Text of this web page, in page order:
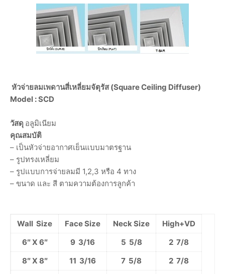
หัวจ่ายลมเพดานสี่เหลี่ยมจัตุรัส (Square Ceiling Diffuser)
Model : SCD
วัสดุ อลูมิเนียม
คุณสมบัติ
– เป็นหัวจ่ายอากาศเย็นแบบมาตรฐาน
– รูปทรงเหลี่ยม
– รูปแบบการจ่ายลมมี 1,2,3 หรือ 4 ทาง
– ขนาด และ สี ตามความต้องการลูกค้า
Wall Size Face Size Neck Size
High+VD
6″ X 6″
9 3/16 5 5/8
2 7/8
8″ X 8″
11 3/16 7 5/8
2 7/8